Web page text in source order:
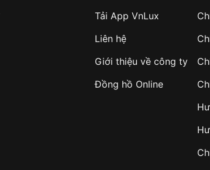
Tải App VnLux
Liên hệ
Giới thiệu về công ty
Đồng hồ Online